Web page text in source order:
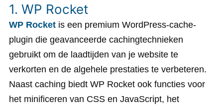
1. WP Rocket
WP Rocketis een premium WordPress-cache-
plugin die geavanceerde cachingtechnieken
gebruikt om de laadtijden van je website te
verkorten en de algehele prestaties te verbeteren.
Naast caching biedt WP Rocket ook functies voor
het minificeren van CSS en JavaScript, het